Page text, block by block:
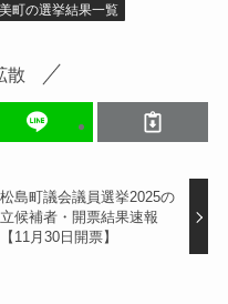
町の選挙結果一覧
散
松島町議会議員選挙2025の
立候補者・開票結果速報
【11月30日開票】